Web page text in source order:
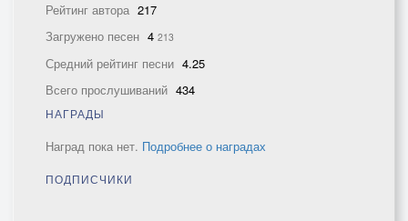
Рейтинг автора 217
Загружено песен 4 213
Средний рейтинг песни 4.25
Всего прослушиваний 434
НАГРАДЫ
Наград пока нет. Подробнее о наградах
ПОДПИСЧИКИ